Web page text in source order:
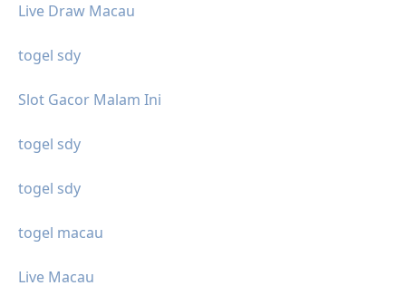
Live Draw Macau
togel sdy
Slot Gacor Malam Ini
togel sdy
togel sdy
togel macau
Live Macau